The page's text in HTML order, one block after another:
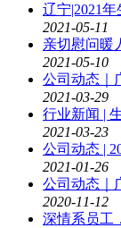
辽宁|2021
2021-05-11
亲切慰问暖
2021-05-10
公司动态｜
2021-03-29
行业新闻 |
2021-03-23
公司动态 |
2021-01-26
公司动态｜
2020-11-12
深情系员工